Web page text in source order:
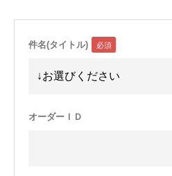
お買い物ガイド
International Shipping
件名(タイトル)
オーダーＩＤ